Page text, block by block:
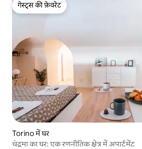
गेस्ट्स की फ़ेवरेट
गेस्ट्स की फ़ेवरेट
Torino में घर
चंद्रमा का घर: एक रणनीतिक क्षेत्र में अपार्टमेंट